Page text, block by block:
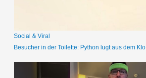
Social & Viral
Besucher in der Toilette: Python lugt aus dem Klo